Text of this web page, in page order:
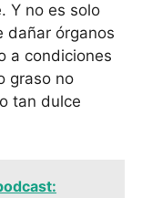
Y no es solo
dañar órganos
a condiciones
graso no
tan dulce